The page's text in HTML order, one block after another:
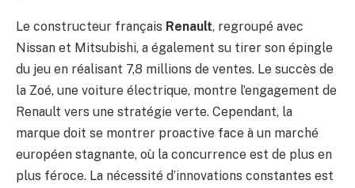
Le constructeur français Renault, regroupé avec
Nissan et Mitsubishi, a également su tirer son épingle
du jeu en réalisant 7,8 millions de ventes. Le succès de
la Zoé, une voiture électrique, montre l’engagement de
Renault vers une stratégie verte. Cependant, la
marque doit se montrer proactive face à un marché
européen stagnante, où la concurrence est de plus en
plus féroce. La nécessité d’innovations constantes est